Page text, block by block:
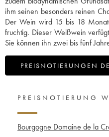
ihm seinen besonders reinen
Der Wein wird 15 bis 18
fruchtig. Dieser Weißwein
Sie können ihn zwei bis fünf
PREISNOTIERUNGEN
PREISNOTIERUNG
Bourgogne Domaine de la